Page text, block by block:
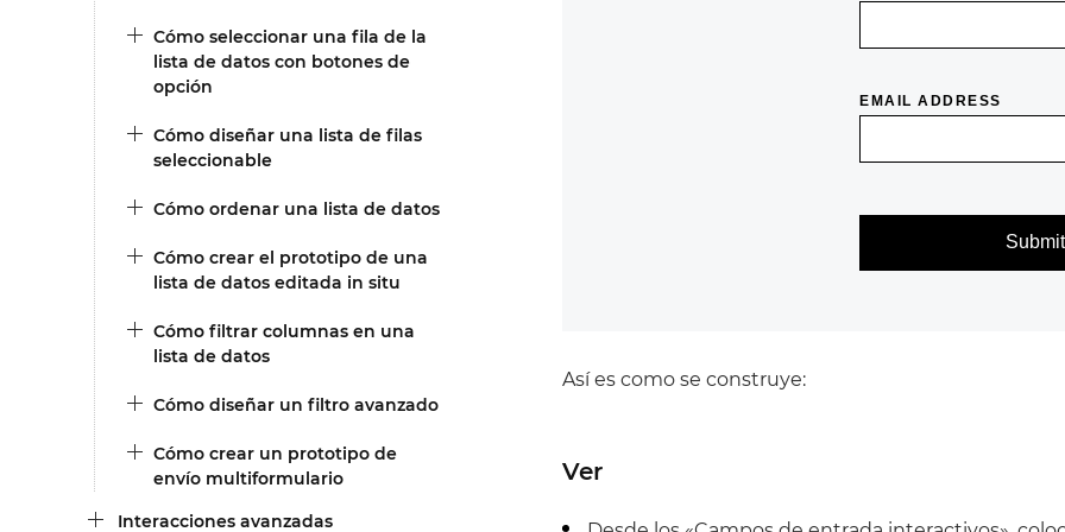
Cómo seleccionar una fila de la
lista de datos con botones de
opción
Cómo diseñar una lista de filas
seleccionable
Cómo ordenar una lista de datos
Cómo crear el prototipo de una
lista de datos editada in situ
Cómo filtrar columnas en una
lista de datos
Cómo diseñar un filtro avanzado
Cómo crear un prototipo de
envío multiformulario
Interacciones avanzadas
Así es como se construye:
Ver